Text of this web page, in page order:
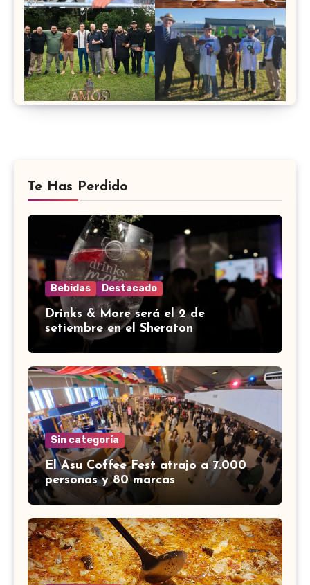
Te Has Perdido
Bebidas Destacado
Drinks & More será el 2 de
setiembre en el Sheraton
Sin categoría
El Asu Coffee Fest atrajo a 7.000
personas y 80 marcas